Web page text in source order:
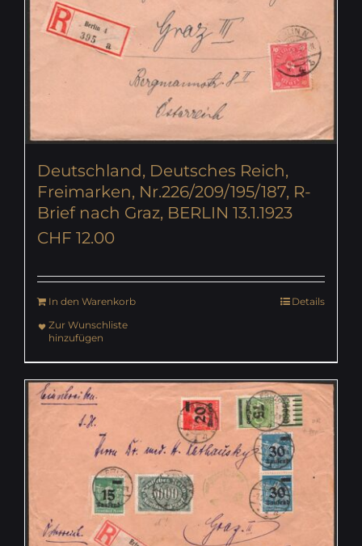
Deutschland, Deutsches Reich,
Freimarken, Nr.226/209/195/187, R-
Brief nach Graz, BERLIN 13.1.1923
CHF 12.00
In den Warenkorb
Details
Zur Wunschliste
hinzufügen